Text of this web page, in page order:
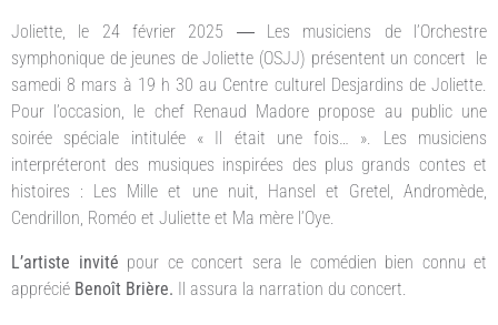
Joliette, le 24 février 2025 ― Les musiciens de l’Orchestre
symphonique de jeunes de Joliette (OSJJ) présentent un concert le
samedi 8 mars à 19 h 30 au Centre culturel Desjardins de Joliette.
Pour l’occasion, le chef Renaud Madore propose au public une
soirée spéciale intitulée « Il était une fois… ». Les musiciens
interpréteront des musiques inspirées des plus grands contes et
histoires : Les Mille et une nuit, Hansel et Gretel, Andromède,
Cendrillon, Roméo et Juliette et Ma mère l’Oye.
L’artiste invité pour ce concert sera le comédien bien connu et
apprécié Benoît Brière. Il assura la narration du concert.